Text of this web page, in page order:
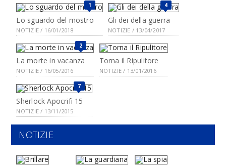
1
Lo sguardo del mostro
NOTIZIE / 16/01/2018
4
Gli dei della guerra
NOTIZIE / 13/04/2017
2
La morte in vacanza
NOTIZIE / 16/05/2016
Torna il Ripulitore
NOTIZIE / 13/01/2016
7
Sherlock Apocrifi 15
NOTIZIE / 13/11/2015
NOTIZIE